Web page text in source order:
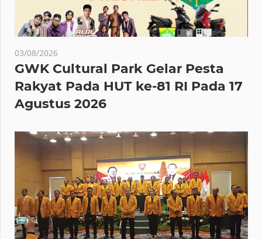
03/08/2026
GWK Cultural Park Gelar Pesta
Rakyat Pada HUT ke-81 RI Pada 17
Agustus 2026